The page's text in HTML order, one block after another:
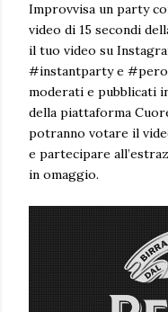
Improvvisa un party
video di 15 secondi
il tuo video su
#instantparty e
moderati e pubblicati
della piattaforma
potranno votare il
e partecipare
in omaggio.